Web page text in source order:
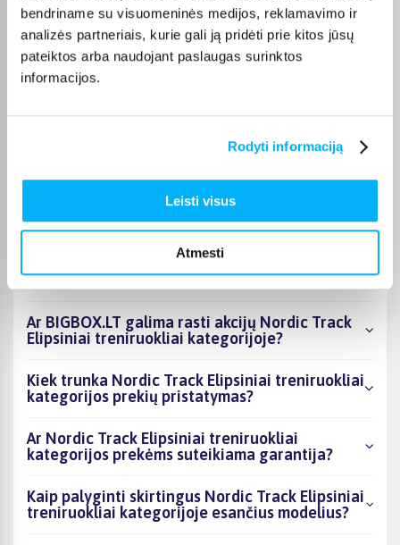
bendriname su visuomeninės medijos, reklamavimo ir
analizės partneriais, kurie gali ją pridėti prie kitos jūsų
pateiktos arba naudojant paslaugas surinktos
informacijos.
Rodyti informaciją
Leisti visus
Atmesti
Palyginkite Nordic Track prekes BIGBOX.LT ir išsirinkite
tinkamiausią variantą internetu.
Kiek prekių yra Nordic Track Elipsiniai
treniruokliai kategorijos asortimente ir kokia
žemiausia kaina?
Ar BIGBOX.LT galima rasti akcijų Nordic Track
Elipsiniai treniruokliai kategorijoje?
Kiek trunka Nordic Track Elipsiniai treniruokliai
kategorijos prekių pristatymas?
Ar Nordic Track Elipsiniai treniruokliai
kategorijos prekėms suteikiama garantija?
Kaip palyginti skirtingus Nordic Track Elipsiniai
treniruokliai kategorijoje esančius modelius?